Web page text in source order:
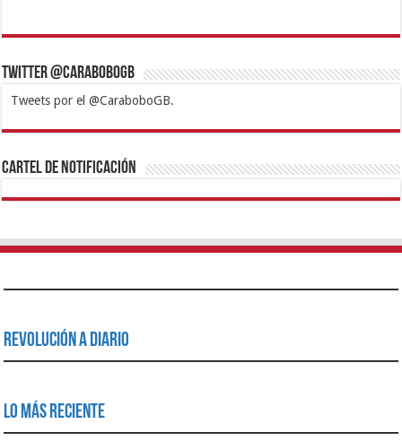
Twitter @CaraboboGB
Tweets por el @CaraboboGB.
1xbetBetturkeyBetistKralbetSupertotobetTipobetMatadorbetMariobet
https://mvbcasino.com/
Cartel de Notificación
Revolución a Diario
Lo Más Reciente